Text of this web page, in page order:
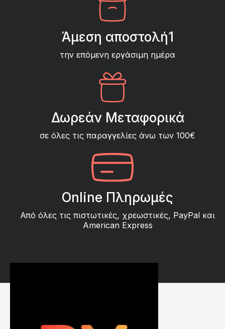
Άμεση αποστολή1
την επόμενη εργάσιμη ημέρα
Δωρεάν Μεταφορικά
σε όλες τις παραγγελίες άνω των 100€
Online Πληρωμές
Από όλες τις πιστωτικές, χρεωστικές, PayPal και
American Express